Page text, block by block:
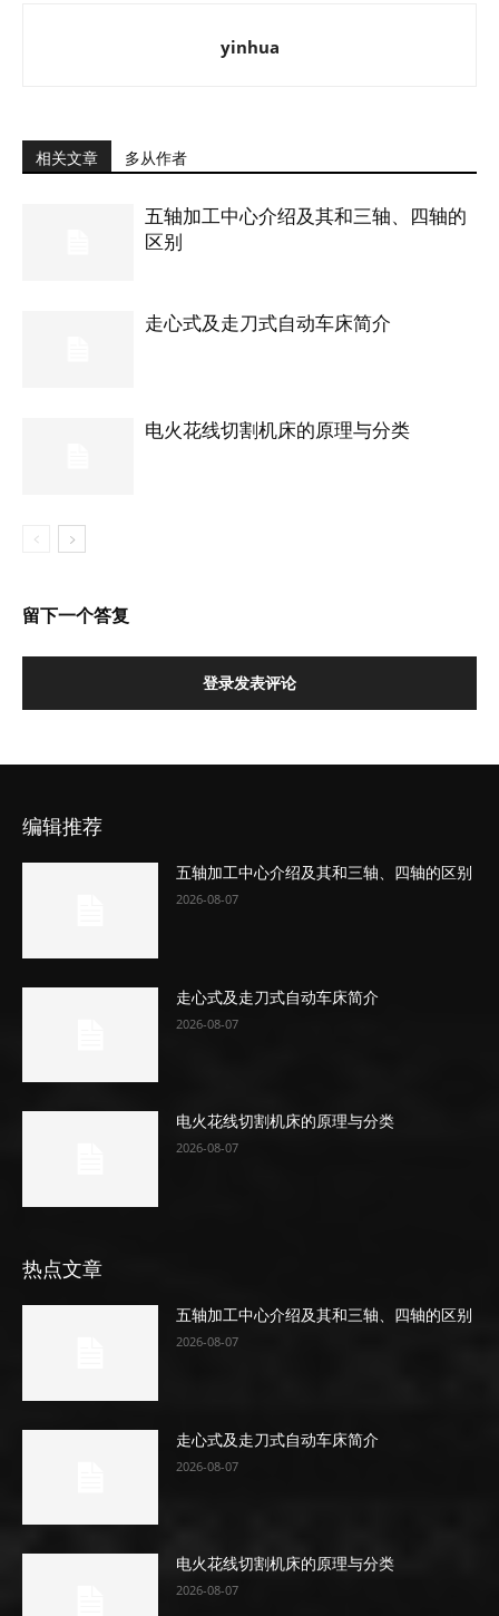
yinhua
相关文章 多从作者
五轴加工中心介绍及其和三轴、四轴的
区别
走心式及走刀式自动车床简介
电火花线切割机床的原理与分类
留下一个答复
登录发表评论
编辑推荐
五轴加工中心介绍及其和三轴、四轴的区别
2026-08-07
走心式及走刀式自动车床简介
2026-08-07
电火花线切割机床的原理与分类
2026-08-07
热点文章
五轴加工中心介绍及其和三轴、四轴的区别
2026-08-07
走心式及走刀式自动车床简介
2026-08-07
电火花线切割机床的原理与分类
2026-08-07